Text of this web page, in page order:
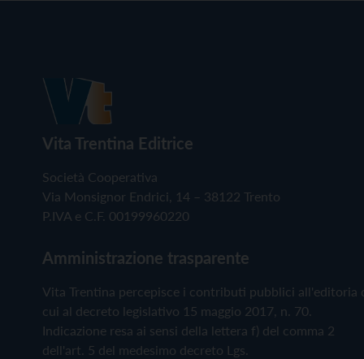
Vita Trentina Editrice
Società Cooperativa
Via Monsignor Endrici, 14 – 38122 Trento
P.IVA e C.F. 00199960220
Amministrazione trasparente
Vita Trentina percepisce i contributi pubblici all'editoria
cui al decreto legislativo 15 maggio 2017, n. 70.
Indicazione resa ai sensi della lettera f) del comma 2
dell'art. 5 del medesimo decreto Lgs.